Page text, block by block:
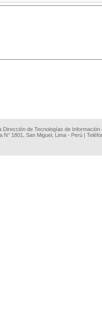
Dirección de Tecnologías de
N° 1801, San Miguel, Lima - Perú |